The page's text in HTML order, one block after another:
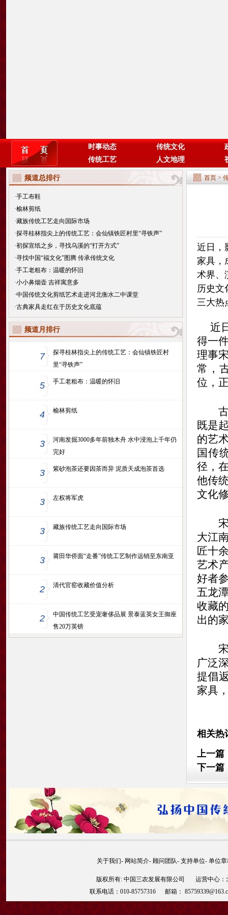
时事动态 传统文化
传统工艺
人文地理
频道总排行
·手工布鞋
·榆林剪纸
·藏族传统工艺走向国际市场
·探寻桂林指尖上的传统工艺：会仙镇铁匠村里“寻铁声”
·初探宣纸之乡，寻找乌溪的“打开方式”
·寻找中国“福文化”图腾 传承传统文化
·手工老粗布：温暖的怀旧
·小小鼻烟壶 吉祥寓意多
·中国传统文化剪纸艺术走进河北衡水二中课堂
·古典家具走红在于历史文化底蕴
频道月排行
7
探寻桂林指尖上的传统工艺：会仙镇铁匠村
里“寻铁声”
5 手工老粗布：温暖的怀旧
4 榆林剪纸
3
河南发掘3000多年前独木舟 水中浸泡上千年仍
完好
3 紫砂泡茶还要因茶而异 泥质天成泡茶首选
3 左权将军虎
3 藏族传统工艺走向国际市场
3 莆田华侨面“走番”传统工艺制作远销至东南亚
2 清代官窑收藏价值分析
2
中国传统工艺受宠奢侈品展 景泰蓝英女王御座
售20万英镑
首页>
近日，
家具，
术界、
历史文
三大热
近日
得一
理事
常，
位，
古
既是
的艺
国传
径，
他传
文化
宋
大江
匠十
艺术
好者
五龙
收藏
出的
宋
广泛
提倡
家具
相关热
上一篇
下一篇
关于我们- 网站简介- 顾问团队- 支持单位- 单位
版权所有: 中国三农发展有限公司 运营中心
联系电话：010-85757316 邮箱：